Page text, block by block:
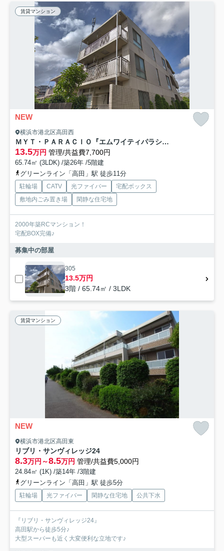
賃貸マンション
NEW
横浜市港北区高田西
ＭＹＴ・ＰＡＲＡＣＩＯ『エムワイティパラシオ』
13.5万円 管理/共益費7,700円
65.74㎡ (3LDK) /築26年 /5階建
グリーンライン「高田」駅 徒歩11分
駐輪場 CATV 光ファイバー
宅配ボックス
敷地内ごみ置き場
閑静な住宅地
2000年築RCマンション！
宅配BOX完備♪
募集中の部屋
305
13.5万円
3階 / 65.74㎡ / 3LDK
賃貸マンション
NEW
横浜市港北区高田東
リブリ・サンヴィレッジ24
8.3万円～8.5万円 管理/共益費5,000円
24.84㎡ (1K) /築14年 /3階建
グリーンライン「高田」駅 徒歩5分
駐輪場 光ファイバー 閑静な住宅地 公共下水
『リブリ・サンヴィレッジ24』
高田駅から徒歩5分♪
大型スーパーも近く大変便利な立地です♪